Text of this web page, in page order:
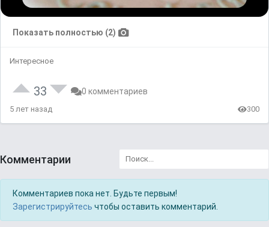
Показать полностью (2)
Интересное
33 0 комментариев
5 лет назад 300
Комментарии
Комментариев пока нет. Будьте первым!
Зарегистрируйтесь чтобы оставить комментарий.